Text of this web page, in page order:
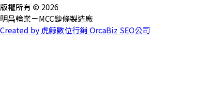
版權所有 © 2026
明昌輪業－MCC鏈條製造廠
Created by 虎鯨數位行銷 OrcaBiz SEO公司